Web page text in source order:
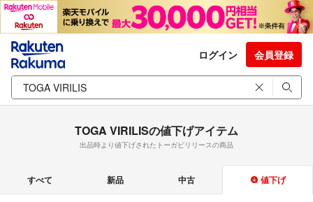
ログイン 会員登録
TOGA VIRILISの値下げアイテム
出品時より値下げされたトーガビリリースの商品
すべて 新品 中古 値下げ